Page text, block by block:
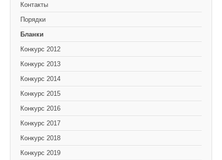
Контакты
Порядки
Бланки
Конкурс 2012
Конкурс 2013
Конкурс 2014
Конкурс 2015
Конкурс 2016
Конкурс 2017
Конкурс 2018
Конкурс 2019